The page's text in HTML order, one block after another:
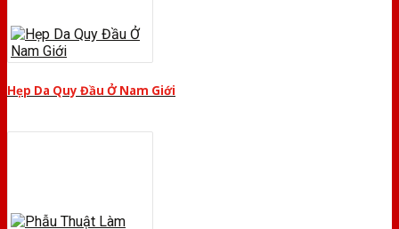
Hẹp Da Quy Đầu Ở Nam Giới